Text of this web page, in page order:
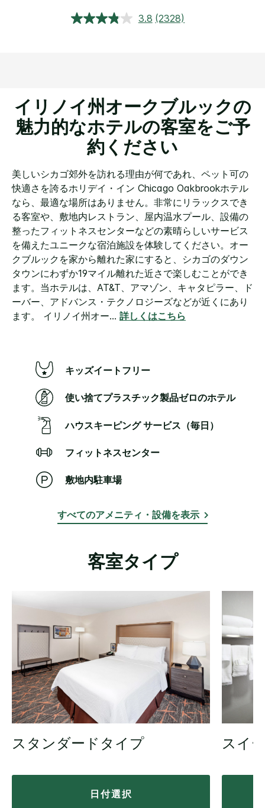
3.8 レ
じ
ペ
ー
ジ
の
リ
ン
(2328)
イリノイ州オークブルックの
魅力的なホテルの客室をご予
約ください
美しいシカゴ郊外を訪れる理由が何であれ、ペット可の
快適さを誇るホリデイ・イン Chicago Oakbrookホテル
なら、最適な場所はありません。非常にリラックスでき
る客室や、敷地内レストラン、屋内温水プール、設備の
整ったフィットネスセンターなどの素晴らしいサービス
を備えたユニークな宿泊施設を体験してください。オー
クブルックを家から離れた家にすると、シカゴのダウン
タウンにわずか19マイル離れた近さで楽しむことができ
ます。当ホテルは、AT&T、アマゾン、キャタピラー、ド
ーバー、アドバンス・テクノロジーズなどが近くにあり
ます。
イリノイ州オー... 詳しくはこちら
キッズイートフリー
使い捨てプラスチック製品ゼロのホテル
ハウスキーピング サービス（毎日）
フィットネスセンター
敷地内駐車場
すべてのアメニティ・設備を表示
客室タイプ
スタンダードタイプ
日付選択
スイ